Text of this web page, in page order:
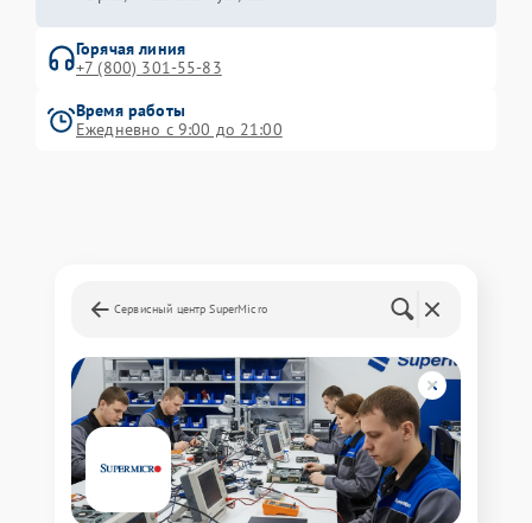
Горячая линия
+7 (800) 301-55-83
Время работы
Ежедневно с 9:00 до 21:00
Сервисный центр SuperMicro